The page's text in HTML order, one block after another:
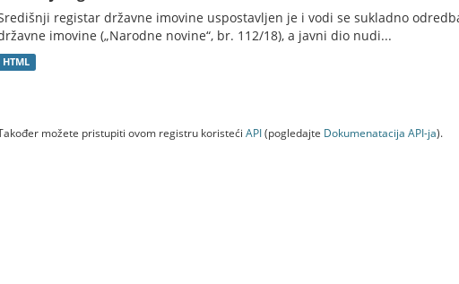
registar državne imovine uspostavljen je i vodi se sukladno
imovine („Narodne novine“, br. 112/18), a javni dio nudi...
HTML
možete pristupiti ovom registru koristeći API(pogledajte Dokumenаtаcijа API-jа).